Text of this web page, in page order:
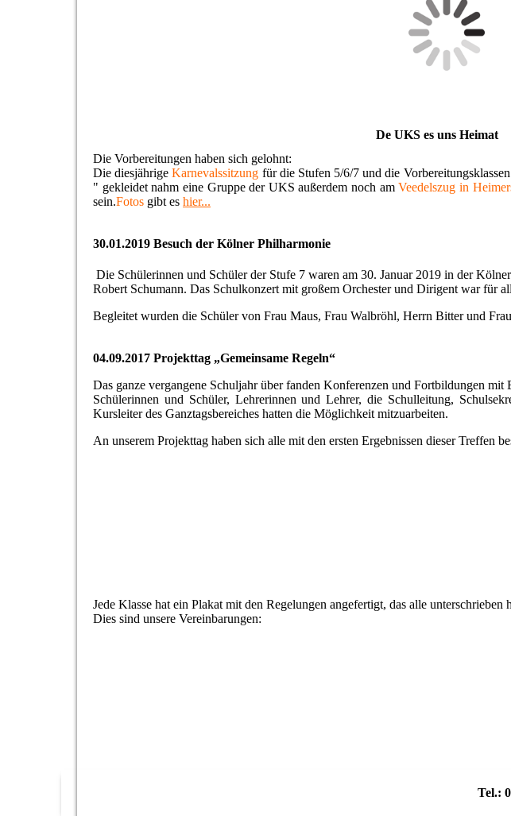
De UKS es uns Heimat
Die Vorbereitungen haben sich gelohnt:
Die diesjährigeKarnevalssitzung für die Stufen 5/6/7 und die
" gekleidet nahm eine Gruppe der UKS außerdem noch amVeedelszug in
sein.Fotos gibt es hier...
30.01.2019 Besuch der Kölner Philharmonie
Die Schülerinnen und Schüler der Stufe 7 waren am 30. Januar 2019 in der
Robert Schumann. Das Schulkonzert mit großem Orchester und Dirigent war für
Begleitet wurden die Schüler von Frau Maus, Frau Walbröhl, Herrn Bitter und
04.09.2017 Projekttag „Gemeinsame Regeln“
Das ganze vergangene Schuljahr über fanden Konferenzen und Fortbildungen
Schülerinnen und Schüler, Lehrerinnen und Lehrer, die Schulleitung,
Kursleiter des Ganztagsbereiches hatten die Möglichkeit mitzuarbeiten.
An unserem Projekttag haben sich alle mit den ersten Ergebnissen dieser Treffen
Jede Klasse hat ein Plakat mit den Regelungen angefertigt, das alle unterschrieben
Dies sind unsere Vereinbarungen:
Tel.: